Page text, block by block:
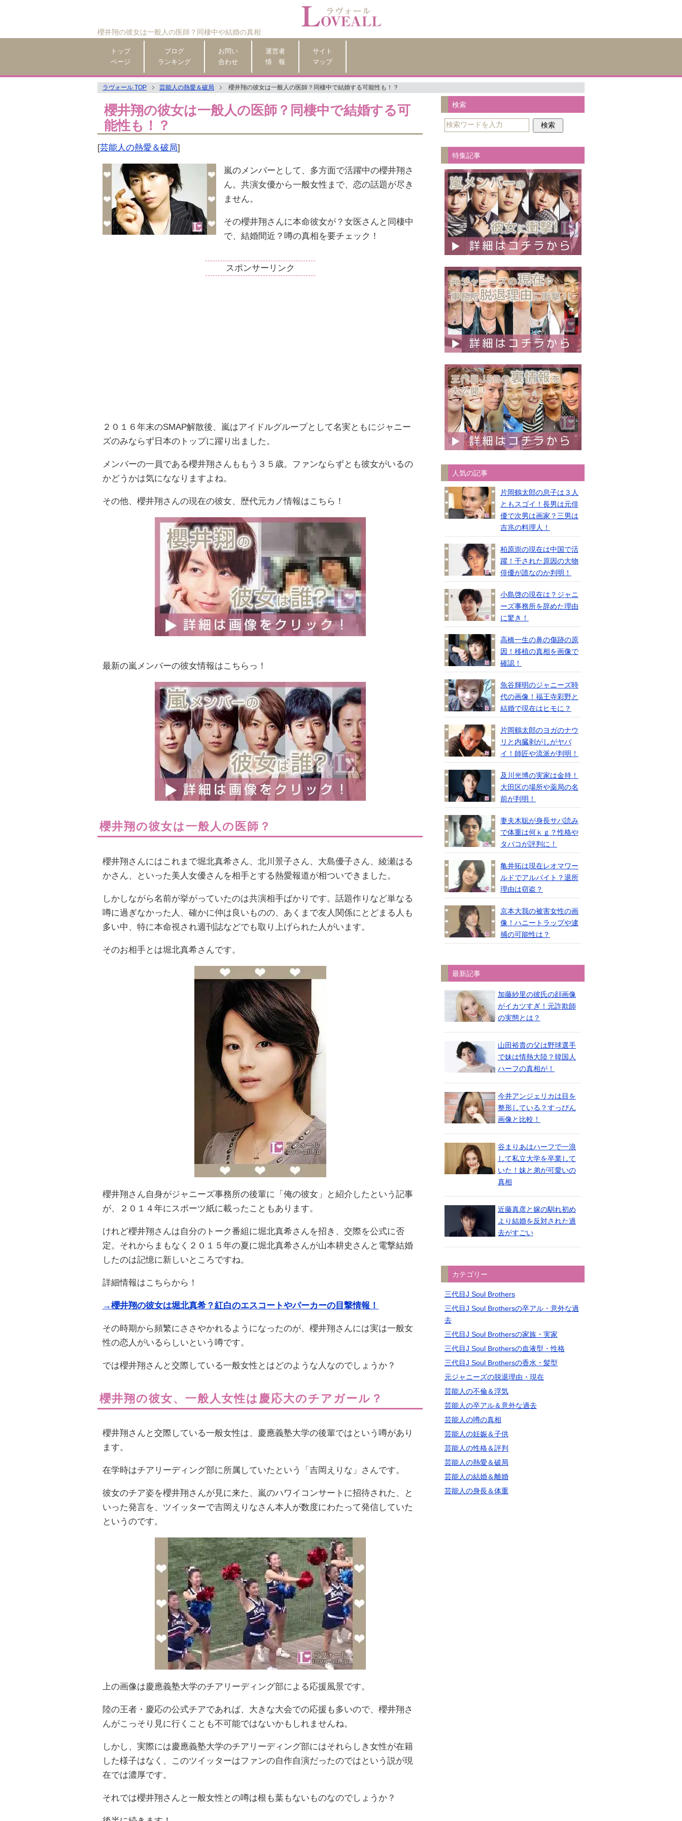
櫻井翔の彼女は一般人の医師？同棲中や結婚の真相
トップ
ページ
ブログ
ランキング
お問い
合わせ
運営者
情 報
サイト
マップ
ラヴォール TOP 芸能人の熱愛＆破局 櫻井翔の彼女は一般人の医師？同棲中で結婚する可能性も！？
櫻井翔の彼女は一般人の医師？同棲中で結婚する可
能性も！？
[芸能人の熱愛＆破局]
嵐のメンバーとして、多方面で活躍中の櫻井翔さ
ん。共演女優から一般女性まで、恋の話題が尽き
ません。
その櫻井翔さんに本命彼女が？女医さんと同棲中
で、結婚間近？噂の真相を要チェック！
スポンサーリンク
２０１６年末のSMAP解散後、嵐はアイドルグループとして名実ともにジャニー
ズのみならず日本のトップに躍り出ました。
メンバーの一員である櫻井翔さんももう３５歳。ファンならずとも彼女がいるの
かどうかは気にななりますよね。
その他、櫻井翔さんの現在の彼女、歴代元カノ情報はこちら！
最新の嵐メンバーの彼女情報はこちらっ！
櫻井翔の彼女は一般人の医師？
櫻井翔さんにはこれまで堀北真希さん、北川景子さん、大島優子さん、綾瀬はる
かさん、といった美人女優さんを相手とする熱愛報道が相ついできました。
しかしながら名前が挙がっていたのは共演相手ばかりです。話題作りなど単なる
噂に過ぎなかった人、確かに仲は良いものの、あくまで友人関係にとどまる人も
多い中、特に本命視され週刊誌などでも取り上げられた人がいます。
そのお相手とは堀北真希さんです。
櫻井翔さん自身がジャニーズ事務所の後輩に「俺の彼女」と紹介したという記事
が、２０１４年にスポーツ紙に載ったこともあります。
けれど櫻井翔さんは自分のトーク番組に堀北真希さんを招き、交際を公式に否
定。それからまもなく２０１５年の夏に堀北真希さんが山本耕史さんと電撃結婚
したのは記憶に新しいところですね。
詳細情報はこちらから！
→櫻井翔の彼女は堀北真希？紅白のエスコートやパーカーの目撃情報！
その時期から頻繁にささやかれるようになったのが、櫻井翔さんには実は一般女
性の恋人がいるらしいという噂です。
では櫻井翔さんと交際している一般女性とはどのような人なのでしょうか？
櫻井翔の彼女、一般人女性は慶応大のチアガール？
櫻井翔さんと交際している一般女性は、慶應義塾大学の後輩ではという噂があり
ます。
在学時はチアリーディング部に所属していたという「吉岡えりな」さんです。
彼女のチア姿を櫻井翔さんが見に来た、嵐のハワイコンサートに招待された、と
いった発言を、ツイッターで吉岡えりなさん本人が数度にわたって発信していた
というのです。
上の画像は慶應義塾大学のチアリーディング部による応援風景です。
陸の王者・慶応の公式チアであれば、大きな大会での応援も多いので、櫻井翔さ
んがこっそり見に行くことも不可能ではないかもしれませんね。
しかし、実際には慶應義塾大学のチアリーディング部にはそれらしき女性が在籍
した様子はなく、このツイッターはファンの自作自演だったのではという説が現
在では濃厚です。
それでは櫻井翔さんと一般女性との噂は根も葉もないものなのでしょうか？
検索
特集記事
人気の記事
片岡鶴太郎の息子は３人
ともスゴイ！長男は元俳
優で次男は画家？三男は
吉兆の料理人！
柏原崇の現在は中国で活
躍！干された原因の大物
俳優が誰なのか判明！
小島啓の現在は？ジャニ
ーズ事務所を辞めた理由
に驚き！
高橋一生の鼻の傷跡の原
因！移植の真相を画像で
確認！
魚谷輝明のジャニーズ時
代の画像！福王寺彩野と
結婚で現在はヒモに？
片岡鶴太郎のヨガのナウ
リと内臓剥がしがヤバ
イ！師匠や流派が判明！
及川光博の実家は金持！
大田区の場所や薬局の名
前が判明！
妻夫木聡が身長サバ読み
で体重は何ｋｇ？性格や
タバコが評判に！
亀井拓は現在レオマワー
ルドでアルバイト？退所
理由は窃盗？
京本大我の被害女性の画
像！ハニートラップや逮
捕の可能性は？
最新記事
加藤紗里の彼氏の顔画像
がイカツすぎ！元詐欺師
の実態とは？
山田裕貴の父は野球選手
で妹は情熱大陸？韓国人
ハーフの真相が！
今井アンジェリカは目を
整形している？すっぴん
画像と比較！
谷まりあはハーフで一浪
して私立大学を卒業して
いた！妹と弟が可愛いの
真相
近藤真彦と嫁の馴れ初め
より結婚を反対された過
去がすごい
カテゴリー
三代目J Soul Brothers
三代目J Soul Brothersの卒アル・意外な過
去
三代目J Soul Brothersの家族・実家
三代目J Soul Brothersの血液型・性格
三代目J Soul Brothersの香水・髪型
元ジャニーズの脱退理由・現在
芸能人の不倫＆浮気
芸能人の卒アル＆意外な過去
芸能人の噂の真相
芸能人の妊娠＆子供
芸能人の性格＆評判
芸能人の熱愛＆破局
芸能人の結婚＆離婚
芸能人の身長＆体重